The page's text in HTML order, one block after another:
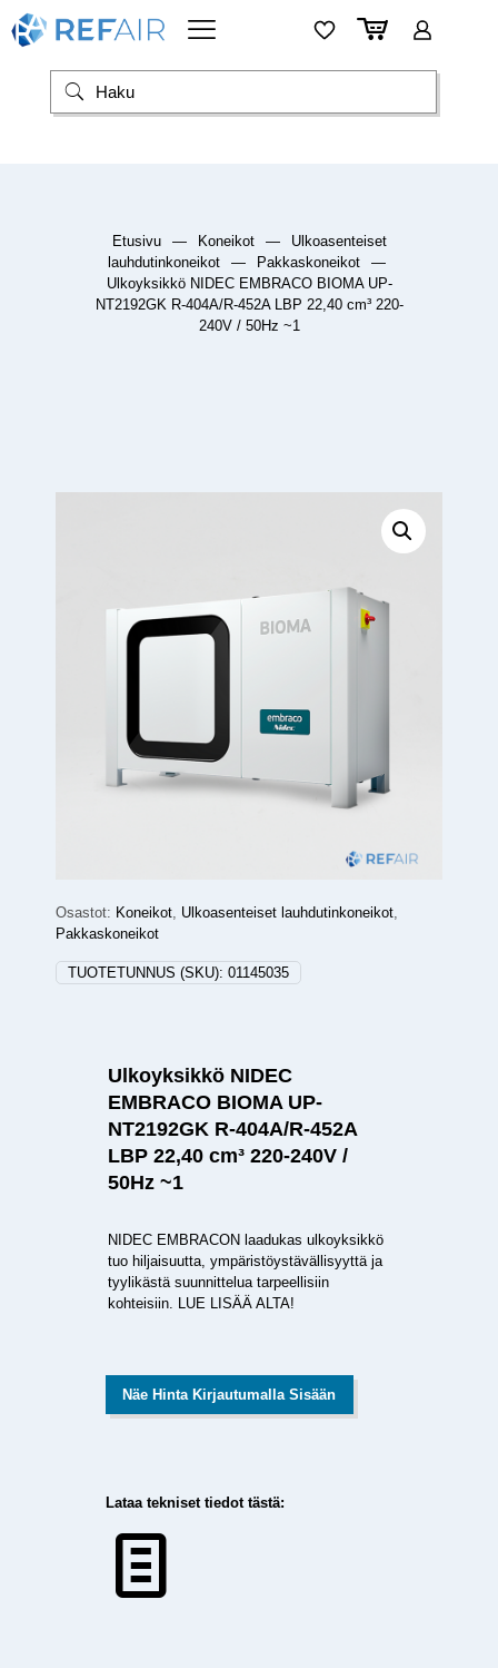
Etusivu — Koneikot —
Ulkoasenteiset
lauhdutinkoneikot
— Pakkaskoneikot
—
Ulkoyksikkö NIDEC EMBRACO BIOMA UP-
NT2192GK R-404A/R-452A LBP 22,40 cm³ 220-
240V / 50Hz ~1
Osastot: Koneikot, Ulkoasenteiset lauhdutinkoneikot,
Pakkaskoneikot
TUOTETUNNUS (SKU): 01145035
Ulkoyksikkö NIDEC
EMBRACO BIOMA UP-
NT2192GK R-404A/R-452A
LBP 22,40 cm³ 220-240V /
50Hz ~1
NIDEC EMBRACON laadukas ulkoyksikkö
tuo hiljaisuutta, ympäristöystävällisyyttä ja
tyylikästä suunnittelua tarpeellisiin
kohteisiin. LUE LISÄÄ ALTA!
Näe Hinta Kirjautumalla Sisään
Lataa tekniset tiedot tästä: